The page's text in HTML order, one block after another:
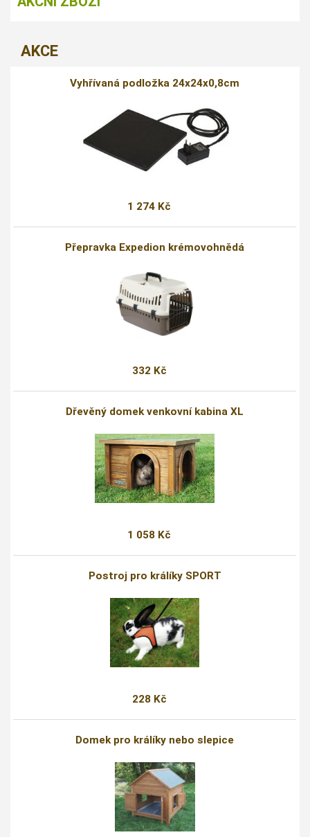
AKCE
Vyhřívaná podložka 24x24x0,8cm
1 274 Kč
Přepravka Expedion krémovohnědá
332 Kč
Dřevěný domek venkovní kabina XL
1 058 Kč
Postroj pro králíky SPORT
228 Kč
Domek pro králíky nebo slepice